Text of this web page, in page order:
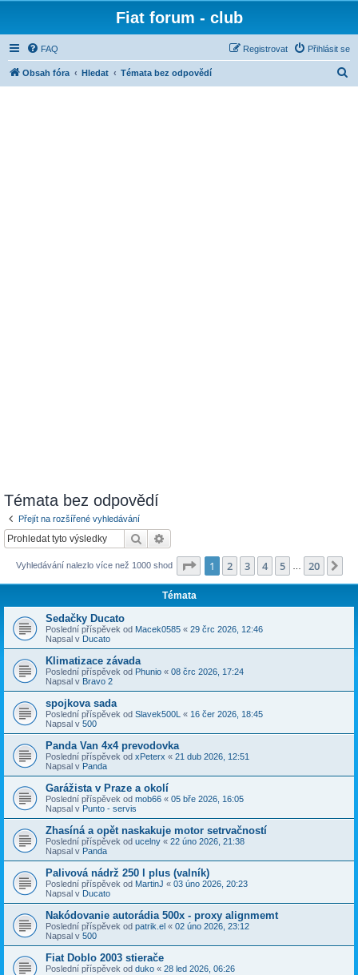
Fiat forum - club
FAQ Přihlásit se
Registrovat
Obsah fóra Hledat Témata bez odpovědí
Témata bez odpovědí
Přejít na rozšířené vyhledávání
Hledat
Vyhledávání nalezlo více než 1000 shod Stránka z 20
1 2 3 4 5 20
Témata
Sedačky Ducato
Poslední příspěvek od Macek0585 « 29 črc 2026, 12:46
Napsal v Ducato
Klimatizace závada
Poslední příspěvek od Phunio « 08 črc 2026, 17:24
Napsal v Bravo 2
spojkova sada
Poslední příspěvek od Slavek500L « 16 čer 2026, 18:45
Napsal v 500
Panda Van 4x4 prevodovka
Poslední příspěvek od xPeterx « 21 dub 2026, 12:51
Napsal v Panda
Garážista v Praze a okolí
Poslední příspěvek od mob66 « 05 bře 2026, 16:05
Napsal v Punto - servis
Zhasíná a opět naskakuje motor setrvačností
Poslední příspěvek od ucelny « 22 úno 2026, 21:38
Napsal v Panda
Palivová nádrž 250 l plus (valník)
Poslední příspěvek od MartinJ « 03 úno 2026, 20:23
Napsal v Ducato
Nakódovanie autorádia 500x - proxy alignmemt
Poslední příspěvek od patrik.el « 02 úno 2026, 23:12
Napsal v 500
Fiat Doblo 2003 stierače
Poslední příspěvek od duko « 28 led 2026, 06:26